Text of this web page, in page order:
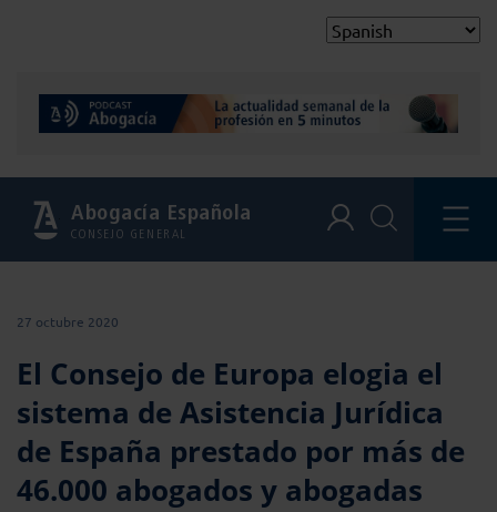
Abogacía Española
CONSEJO GENERAL
27 octubre 2020
El Consejo de Europa elogia el
sistema de Asistencia Jurídica
de España prestado por más de
46.000 abogados y abogadas